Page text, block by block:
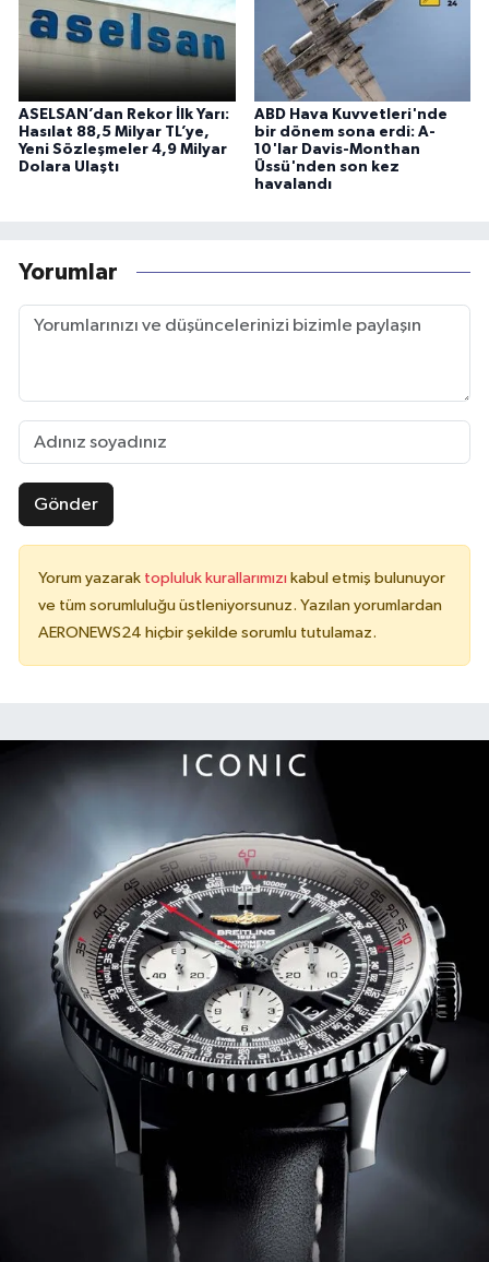
ASELSAN’dan Rekor İlk Yarı:
Hasılat 88,5 Milyar TL’ye,
Yeni Sözleşmeler 4,9 Milyar
Dolara Ulaştı
ABD Hava Kuvvetleri'nde
bir dönem sona erdi: A-
10'lar Davis-Monthan
Üssü'nden son kez
havalandı
Yorumlar
Gönder
Yorum yazarak topluluk kurallarımızı kabul etmiş bulunuyor
ve tüm sorumluluğu üstleniyorsunuz. Yazılan yorumlardan
AERONEWS24 hiçbir şekilde sorumlu tutulamaz.